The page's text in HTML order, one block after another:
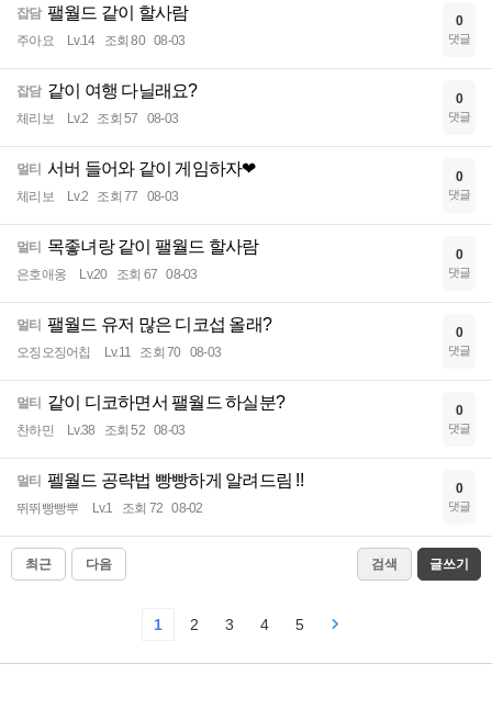
잡담 팰월드 같이 할사람
주아요 Lv.14 조회 80 08-03
0
댓글
잡담 같이 여행 다닐래요?
체리보 Lv.2 조회 57 08-03
0
댓글
멀티 서버 들어와 같이 게임하자❤
체리보 Lv.2 조회 77 08-03
0
댓글
멀티 목좋녀랑 같이 팰월드 할사람
은호애옹 Lv.20 조회 67 08-03
0
댓글
멀티 팰월드 유저 많은 디코섭 올래?
오징오징어칩 Lv.11 조회 70 08-03
0
댓글
멀티 같이 디코하면서 팰월드 하실분?
찬하민 Lv.38 조회 52 08-03
0
댓글
멀티 펠월드 공략법 빵빵하게 알려드림 !!
뛰뛰빵빵뿌 Lv.1 조회 72 08-02
0
댓글
최근 다음 검색 글쓰기
1 2 3 4 5